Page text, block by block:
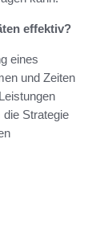
effektiv?
eines
und Zeiten
Strategie